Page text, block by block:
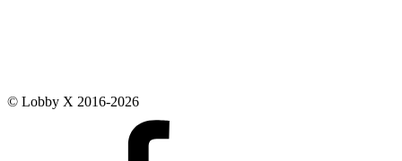
© Lobby X 2016-2026